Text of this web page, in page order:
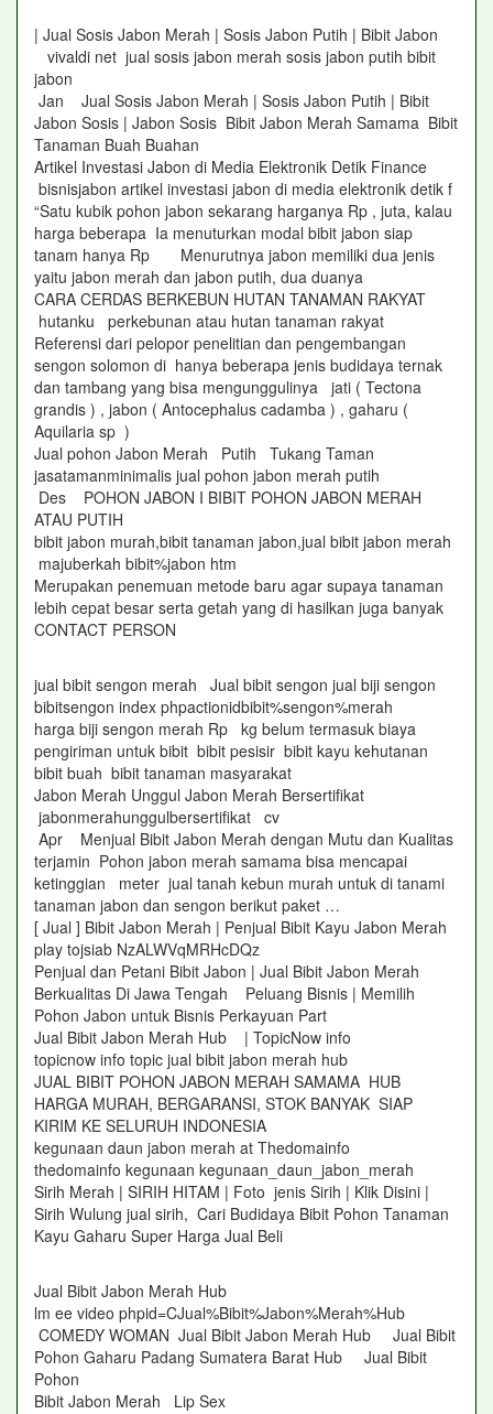
| Jual Sosis Jabon Merah | Sosis Jabon Putih | Bibit Jabon
vivaldi net jual sosis jabon merah sosis jabon putih bibit
jabon
Jan Jual Sosis Jabon Merah | Sosis Jabon Putih | Bibit
Jabon Sosis | Jabon Sosis Bibit Jabon Merah Samama Bibit
Tanaman Buah Buahan
Artikel Investasi Jabon di Media Elektronik Detik Finance
bisnisjabon artikel investasi jabon di media elektronik detik f
“Satu kubik pohon jabon sekarang harganya Rp , juta, kalau
harga beberapa Ia menuturkan modal bibit jabon siap
tanam hanya Rp Menurutnya jabon memiliki dua jenis
yaitu jabon merah dan jabon putih, dua duanya
CARA CERDAS BERKEBUN HUTAN TANAMAN RAKYAT
hutanku perkebunan atau hutan tanaman rakyat
Referensi dari pelopor penelitian dan pengembangan
sengon solomon di hanya beberapa jenis budidaya ternak
dan tambang yang bisa mengunggulinya jati ( Tectona
grandis ) , jabon ( Antocephalus cadamba ) , gaharu (
Aquilaria sp )
Jual pohon Jabon Merah Putih Tukang Taman
jasatamanminimalis jual pohon jabon merah putih
Des POHON JABON I BIBIT POHON JABON MERAH
ATAU PUTIH
bibit jabon murah,bibit tanaman jabon,jual bibit jabon merah
majuberkah bibit%jabon htm
Merupakan penemuan metode baru agar supaya tanaman
lebih cepat besar serta getah yang di hasilkan juga banyak
CONTACT PERSON
jual bibit sengon merah Jual bibit sengon jual biji sengon
bibitsengon index phpactionidbibit%sengon%merah
harga biji sengon merah Rp kg belum termasuk biaya
pengiriman untuk bibit bibit pesisir bibit kayu kehutanan
bibit buah bibit tanaman masyarakat
Jabon Merah Unggul Jabon Merah Bersertifikat
jabonmerahunggulbersertifikat cv
Apr Menjual Bibit Jabon Merah dengan Mutu dan Kualitas
terjamin Pohon jabon merah samama bisa mencapai
ketinggian meter jual tanah kebun murah untuk di tanami
tanaman jabon dan sengon berikut paket …
[ Jual ] Bibit Jabon Merah | Penjual Bibit Kayu Jabon Merah
play tojsiab NzALWVqMRHcDQz
Penjual dan Petani Bibit Jabon | Jual Bibit Jabon Merah
Berkualitas Di Jawa Tengah Peluang Bisnis | Memilih
Pohon Jabon untuk Bisnis Perkayuan Part
Jual Bibit Jabon Merah Hub | TopicNow info
topicnow info topic jual bibit jabon merah hub
JUAL BIBIT POHON JABON MERAH SAMAMA HUB
HARGA MURAH, BERGARANSI, STOK BANYAK SIAP
KIRIM KE SELURUH INDONESIA
kegunaan daun jabon merah at Thedomainfo
thedomainfo kegunaan kegunaan_daun_jabon_merah
Sirih Merah | SIRIH HITAM | Foto jenis Sirih | Klik Disini |
Sirih Wulung jual sirih, Cari Budidaya Bibit Pohon Tanaman
Kayu Gaharu Super Harga Jual Beli
Jual Bibit Jabon Merah Hub
lm ee video phpid=CJual%Bibit%Jabon%Merah%Hub
COMEDY WOMAN Jual Bibit Jabon Merah Hub Jual Bibit
Pohon Gaharu Padang Sumatera Barat Hub Jual Bibit
Pohon
Bibit Jabon Merah Lip Sex